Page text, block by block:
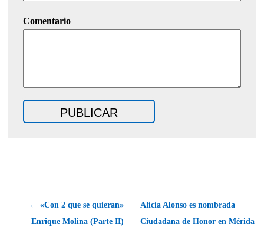
Comentario
← «Con 2 que se quieran»
Enrique Molina (Parte II)
Alicia Alonso es nombrada
Ciudadana de Honor en Mérida